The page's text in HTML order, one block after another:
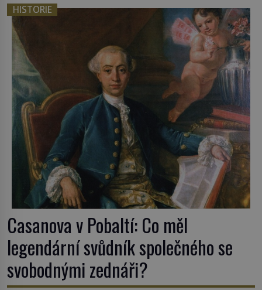
HISTORIE
Casanova v Pobaltí: Co měl
legendární svůdník společného se
svobodnými zednáři?